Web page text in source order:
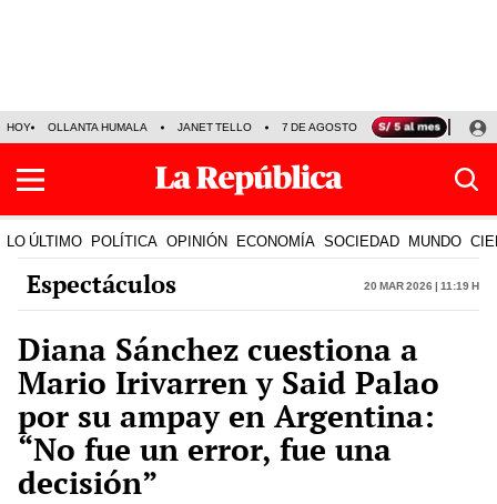
HOY OLLANTA HUMALA JANET TELLO 7 DE AGOSTO TINKA RESULTADOS
LO ÚLTIMO POLÍTICA OPINIÓN ECONOMÍA SOCIEDAD MUNDO
Espectáculos 20 Mar 2026 | 11:19 h
Diana Sánchez cuestiona a
Mario Irivarren y Said Palao
por su ampay en Argentina:
“No fue un error, fue una
decisión”